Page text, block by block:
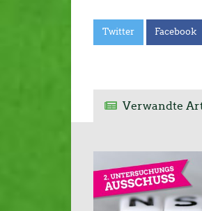
Twitter Facebook
Verwandte